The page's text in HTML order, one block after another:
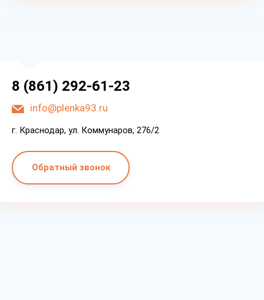
8 (861) 292-61-23
info@plenka93.ru
г. Краснодар, ул. Коммунаров, 276/2
Обратный звонок